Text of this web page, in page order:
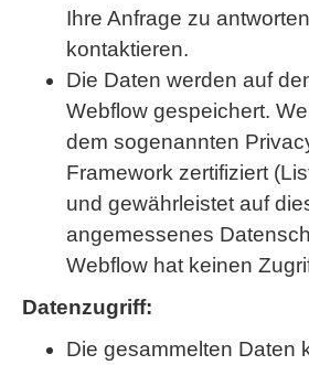
Ihre Anfrage zu
kontaktieren.
Die Daten werden auf
Webflow gespeichert.
dem sogenannten
Framework zertifiziert
und gewährleistet auf
angemessenes
Webflow hat keinen
Datenzugriff:
Die gesammelten Daten